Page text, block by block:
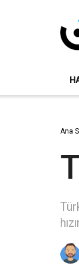
Ana